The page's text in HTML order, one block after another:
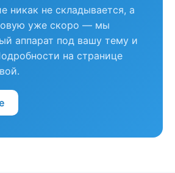
никак не складывается, а
уже скоро — мы
аппарат под вашу тему и
на странице